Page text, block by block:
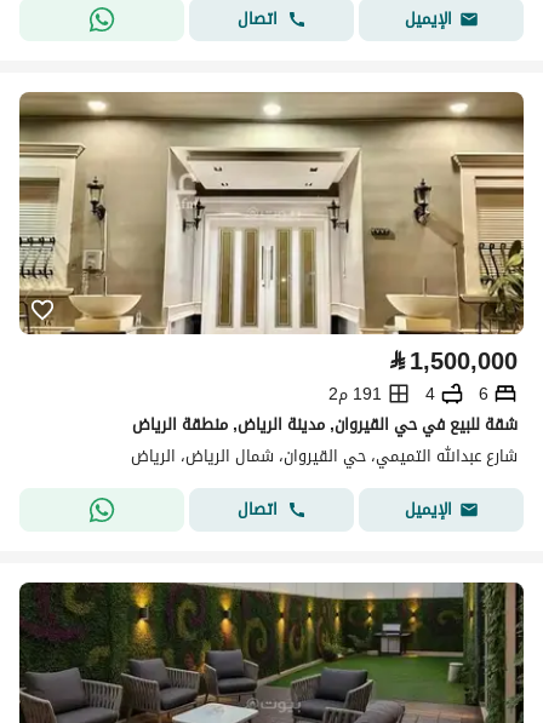
الإيميل
اتصال
⃁1,500,000
6
4
191 م2
شقة للبيع في حي القيروان, مدينة الرياض, منطقة الرياض
شارع عبدالله التميمي، حي القيروان، شمال الرياض، الرياض
الإيميل
اتصال